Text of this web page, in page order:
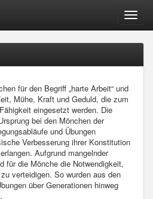
Öffne
für den Begriff „harte Arbeit“ und
Mühe, Kraft und Geduld, die zum
eingesetzt werden. Die
bei den Mönchen der
und Übungen
Verbesserung ihrer Konstitution
Aufgrund mangelnder
für die Mönche die Notwendigkeit,
verteidigen. So wurden aus den
über Generationen hinweg